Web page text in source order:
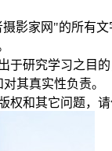
影家网"的所有
于研究学习之目
其真实性负责。
权和其它问题，